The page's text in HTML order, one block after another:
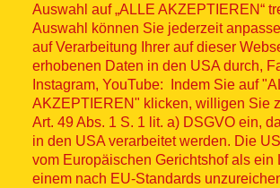
Auswahl auf „ALLE AKZEPTIEREN“
Auswahl können Sie jederzeit
auf Verarbeitung Ihrer auf dieser
erhobenen Daten in den USA durch,
Instagram, YouTube: Indem Sie auf
AKZEPTIEREN" klicken, willigen Sie
Art. 49 Abs. 1 S. 1 lit. a) DSGVO ein,
in den USA verarbeitet werden. Die
vom Europäischen Gerichtshof als ein
einem nach EU-Standards
© ASB 2026
Fußzeilenmenü
Impressum
Datenschutz
Kontakt